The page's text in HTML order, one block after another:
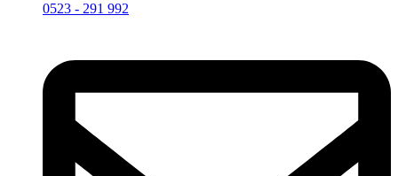
0523 - 291 992